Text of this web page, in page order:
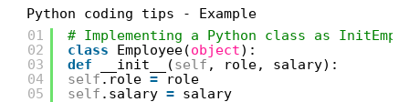
Python coding tips - Example
01
02
03
04
05
# Implementing a Python class as
class
Employee(object):
def
__init__(self , role, salary):
self .role =
role
self .salary = salary